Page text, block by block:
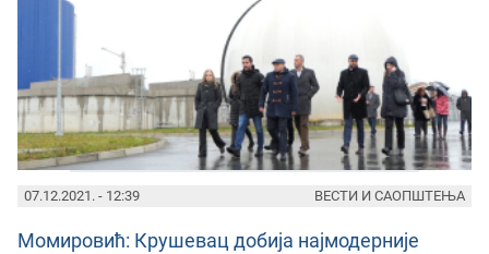
07.12.2021. - 12:39
Момировић: Крушевац добија најмодерније
ВЕСТИ И САОПШТЕЊА